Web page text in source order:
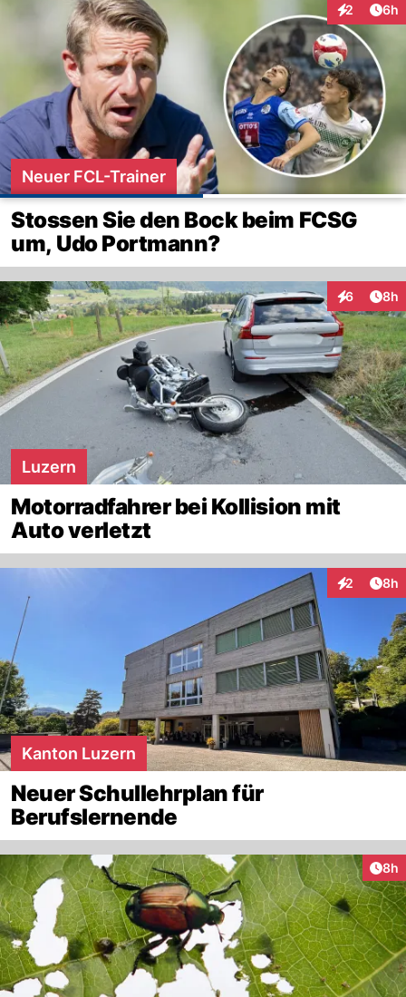
2 6h
Neuer FCL-Trainer
Stossen Sie den Bock beim FCSG
um, Udo Portmann?
6 8h
Luzern
Motorradfahrer bei Kollision mit
Auto verletzt
2 8h
Kanton Luzern
Neuer Schullehrplan für
Berufslernende
8h